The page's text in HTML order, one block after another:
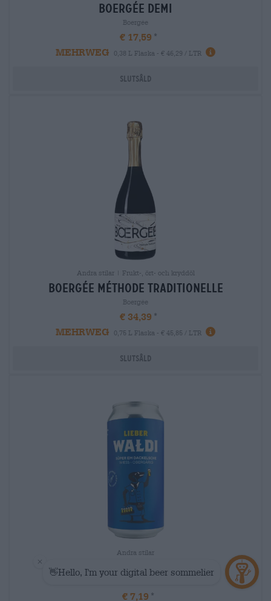
boergÉe demi
Boergée
€ 17,59
MEHRWEG
0,38 L Flaska - € 46,29 / LTR
Slutsåld
Andra stilar | Frukt-, ört- och kryddöl
boergÉe méthode traditionelle
Boergée
€ 34,39
MEHRWEG
0,75 L Flaska - € 45,85 / LTR
Slutsåld
Andra stilar
süper em dackelsche
€ 7,19